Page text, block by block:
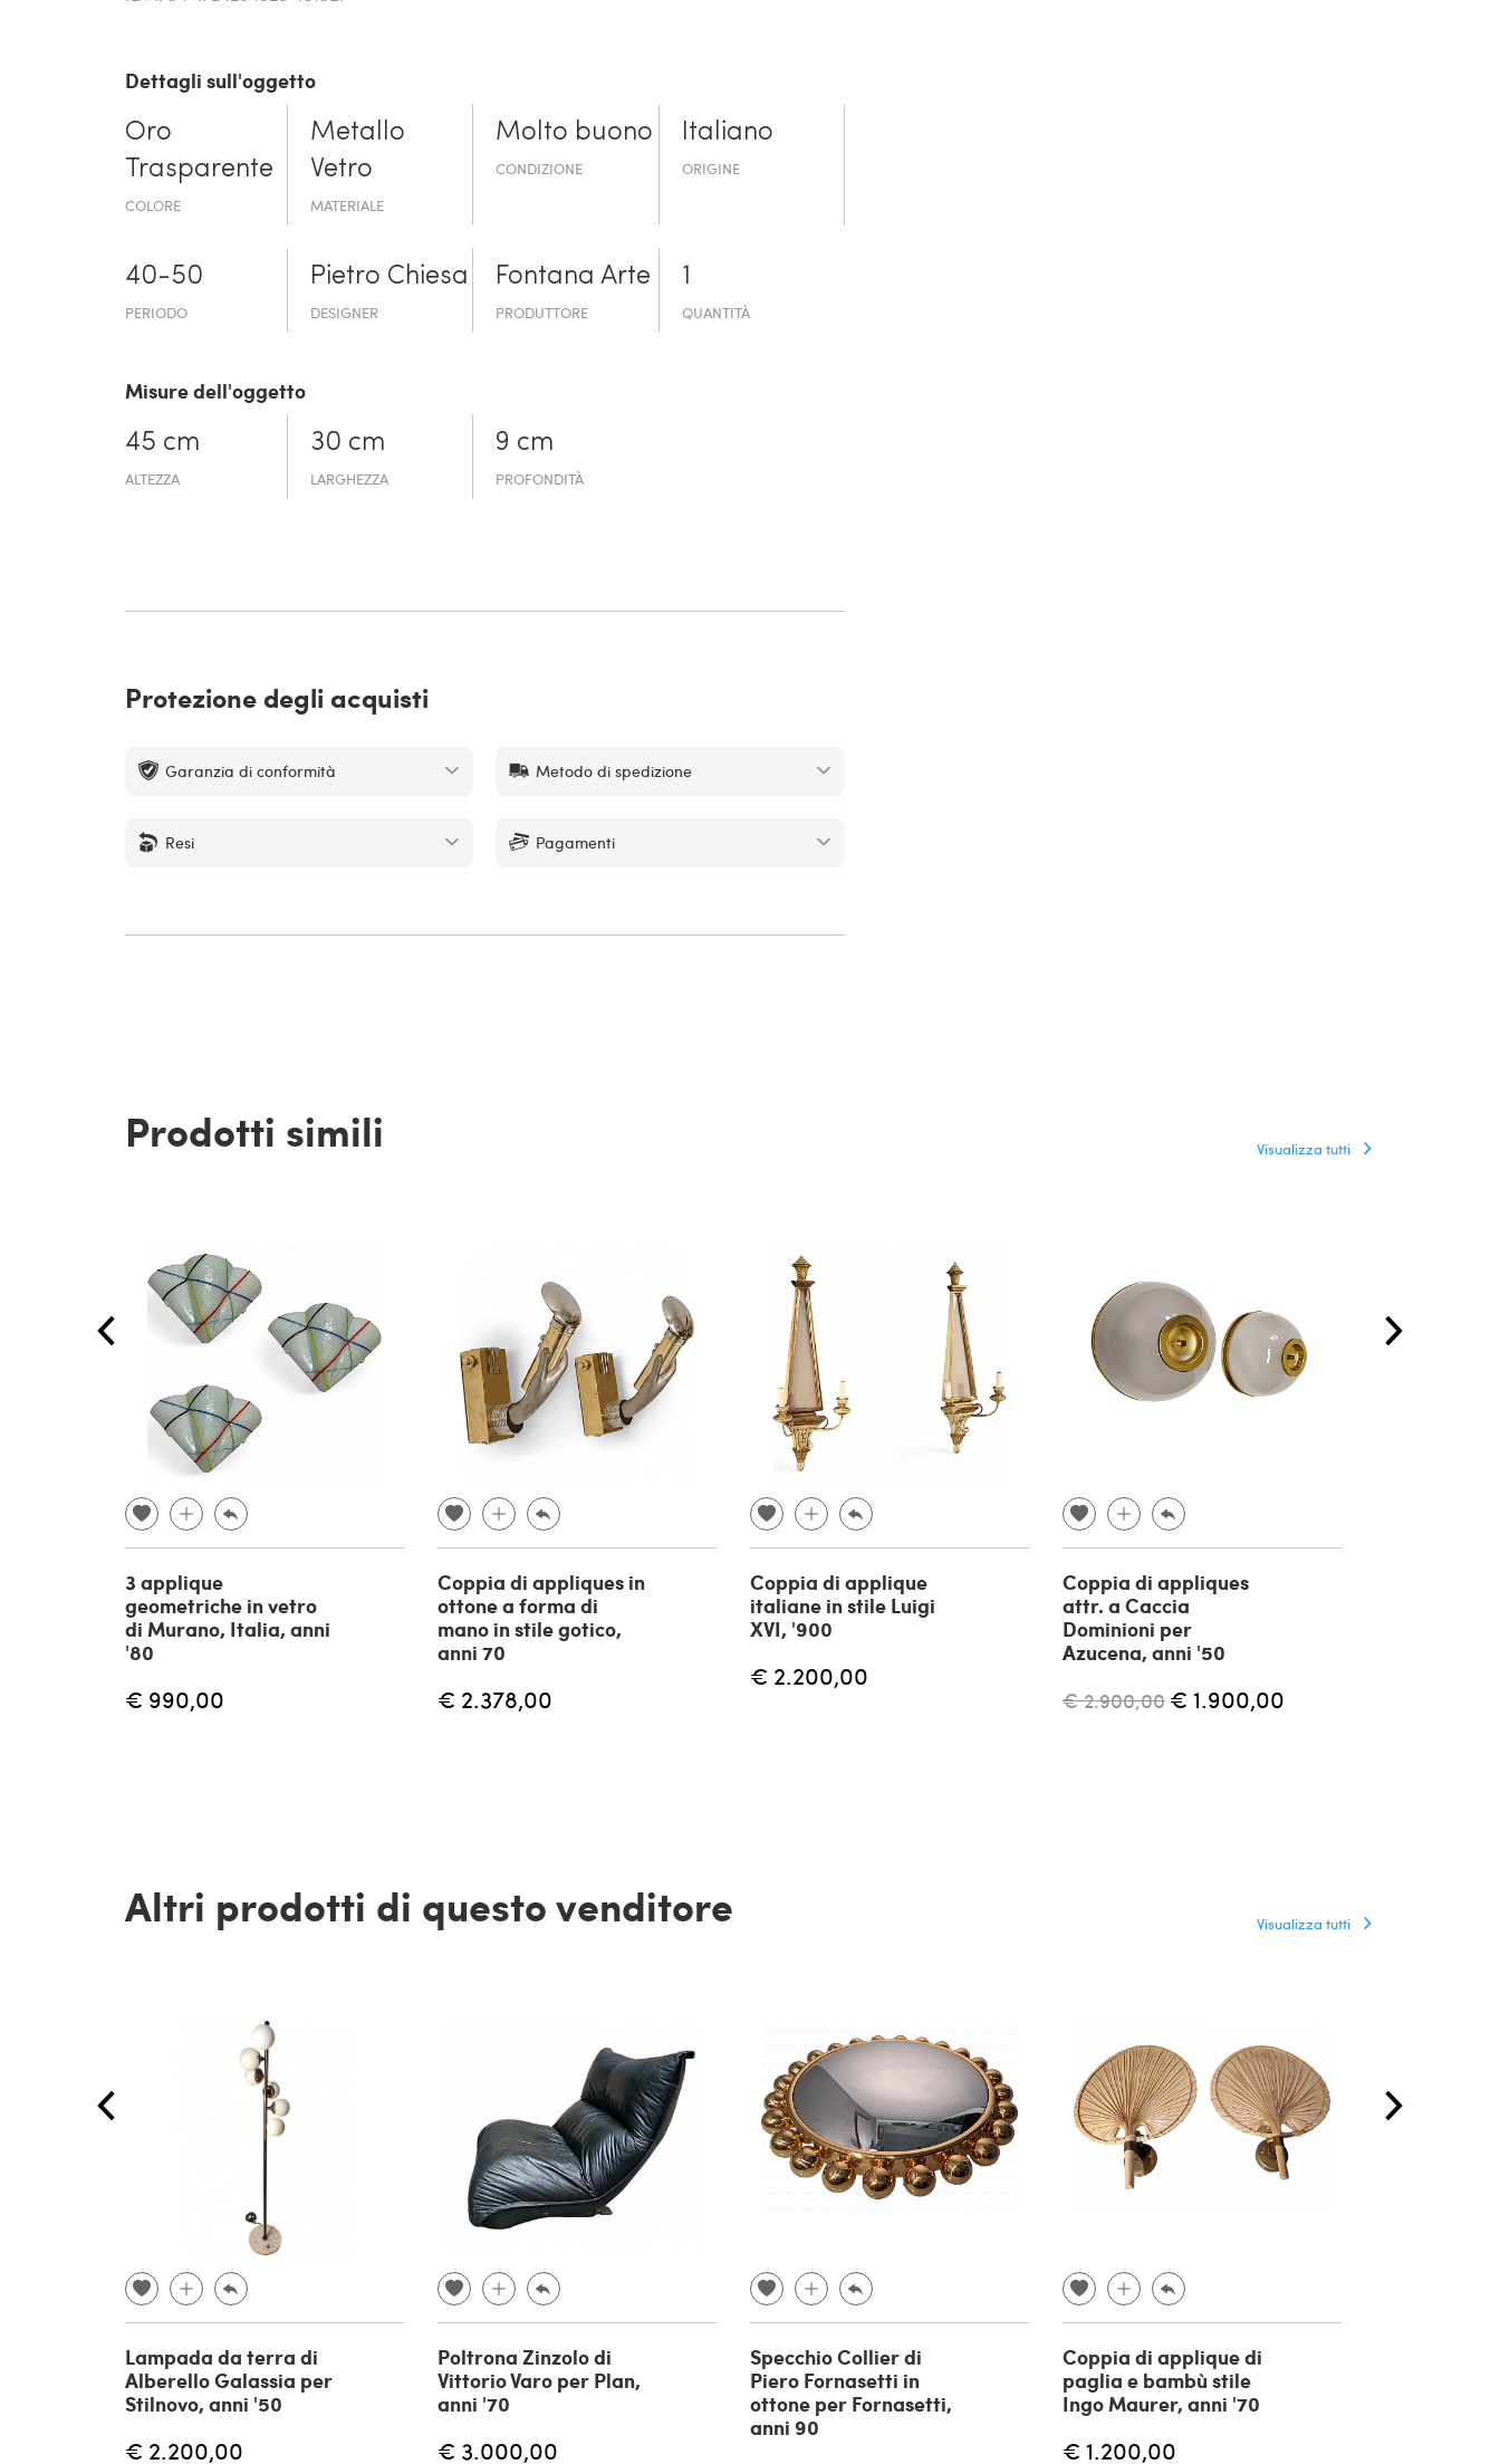
Dettagli sull'oggetto
Oro
Trasparente
COLORE
Metallo
Vetro
MATERIALE
Molto buono
CONDIZIONE
Italiano
ORIGINE
40-50
PERIODO
Pietro Chiesa
DESIGNER
Fontana Arte
PRODUTTORE
1
QUANTITÀ
Misure dell'oggetto
45 cm
ALTEZZA
30 cm
LARGHEZZA
9 cm
PROFONDITÀ
Protezione degli acquisti
Garanzia di conformità Metodo di spedizione
Resi Pagamenti
Prodotti simili Visualizza tutti
3 applique
geometriche in vetro
di Murano, Italia, anni
'80
€ 990,00
Coppia di appliques in
ottone a forma di
mano in stile gotico,
anni 70
€ 2.378,00
Coppia di applique
italiane in stile Luigi
XVI, '900
€ 2.200,00
Coppia di appliques
attr. a Caccia
Dominioni per
Azucena, anni '50
€ 2.900,00 € 1.900,00
Altri prodotti di questo venditore Visualizza tutti
Lampada da terra di
Alberello Galassia per
Stilnovo, anni '50
€ 2.200,00
Poltrona Zinzolo di
Vittorio Varo per Plan,
anni '70
€ 3.000,00
Specchio Collier di
Piero Fornasetti in
ottone per Fornasetti,
anni 90
Coppia di applique di
paglia e bambù stile
Ingo Maurer, anni '70
€ 1.200,00